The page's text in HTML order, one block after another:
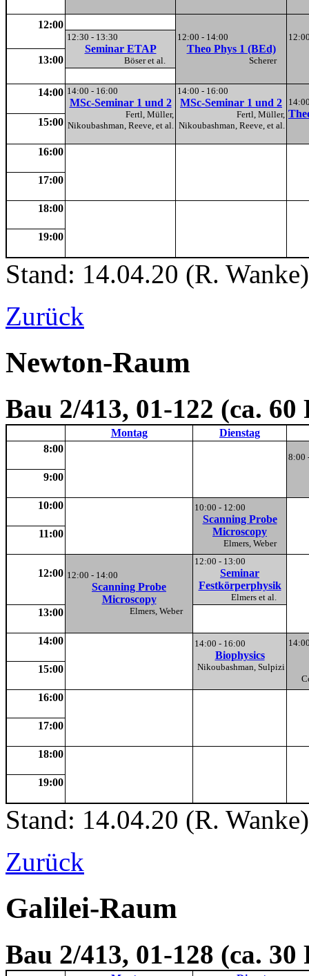
12:00
12:00 - 14:00
Theo Phys 1 (BEd)
Scherer
12:30 - 13:30
Seminar ETAP
Böser et al.
13:00
14:00 14:00 - 16:00
MSc-Seminar 1 und 2
Fertl, Müller,
Nikoubashman, Reeve, et al.
14:00 - 16:00
MSc-Seminar 1 und 2
Fertl, Müller,
Nikoubashman, Reeve, et al.
15:00
16:00
17:00
18:00
19:00
Stand: 14.04.20 (R. Wanke)
Zurück
Newton-Raum
Bau 2/413, 01-122 (ca.
Montag
Dienstag
8:00
8:00
9:00
10:00 10:00 - 12:00
Scanning Probe
Microscopy
Elmers, Weber
11:00
12:00 12:00 - 14:00
Scanning Probe
Microscopy
Elmers, Weber
12:00 - 13:00
Seminar
Festkörperphysik
Elmers et al.
13:00
14:00 14:00 - 16:00
Biophysics
Nikoubashman, Sulpizi
15:00
16:00
17:00
18:00
19:00
Stand: 14.04.20 (R. Wanke)
Zurück
Galilei-Raum
Bau 2/413, 01-128 (ca.